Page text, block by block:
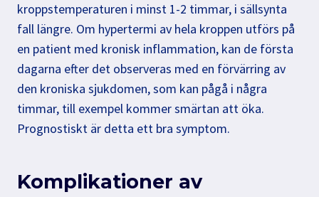
kroppstemperaturen i minst 1-2 timmar, i sällsynta
fall längre. Om hypertermi av hela kroppen utförs på
en patient med kronisk inflammation, kan de första
dagarna efter det observeras med en förvärring av
den kroniska sjukdomen, som kan pågå i några
timmar, till exempel kommer smärtan att öka.
Prognostiskt är detta ett bra symptom.
Komplikationer av